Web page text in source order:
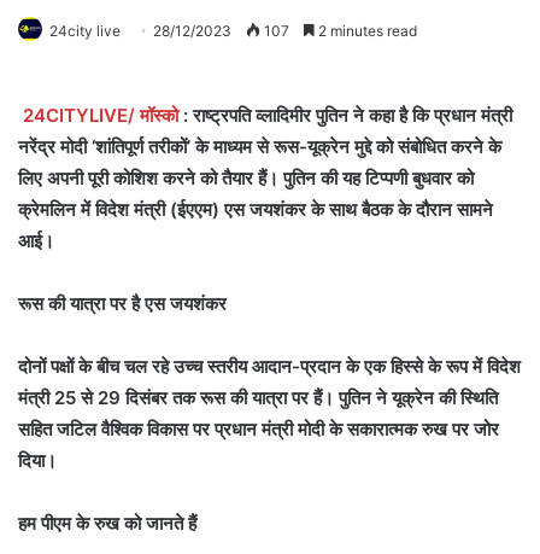
24city live 28/12/2023 107 2 minutes read
24CITYLIVE/ मॉस्को : राष्ट्रपति व्लादिमीर पुतिन ने कहा है कि प्रधान मंत्री
नरेंद्र मोदी ‘शांतिपूर्ण तरीकों’ के माध्यम से रूस-यूक्रेन मुद्दे को संबोधित करने के
लिए अपनी पूरी कोशिश करने को तैयार हैं। पुतिन की यह टिप्पणी बुधवार को
क्रेमलिन में विदेश मंत्री (ईएएम) एस जयशंकर के साथ बैठक के दौरान सामने
आई।
रूस की यात्रा पर है एस जयशंकर
दोनों पक्षों के बीच चल रहे उच्च स्तरीय आदान-प्रदान के एक हिस्से के रूप में विदेश
मंत्री 25 से 29 दिसंबर तक रूस की यात्रा पर हैं। पुतिन ने यूक्रेन की स्थिति
सहित जटिल वैश्विक विकास पर प्रधान मंत्री मोदी के सकारात्मक रुख पर जोर
दिया।
हम पीएम के रुख को जानते हैं